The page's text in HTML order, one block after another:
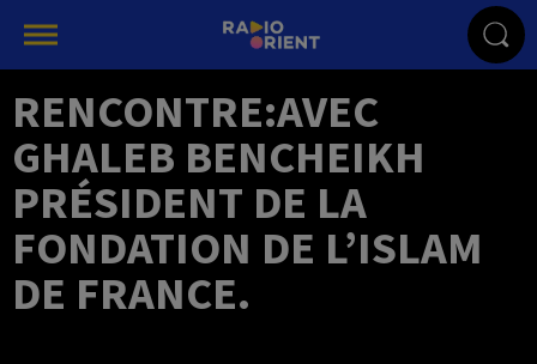
RENCONTRE:AVEC
GHALEB BENCHEIKH
PRÉSIDENT DE LA
FONDATION DE L’ISLAM
DE FRANCE.